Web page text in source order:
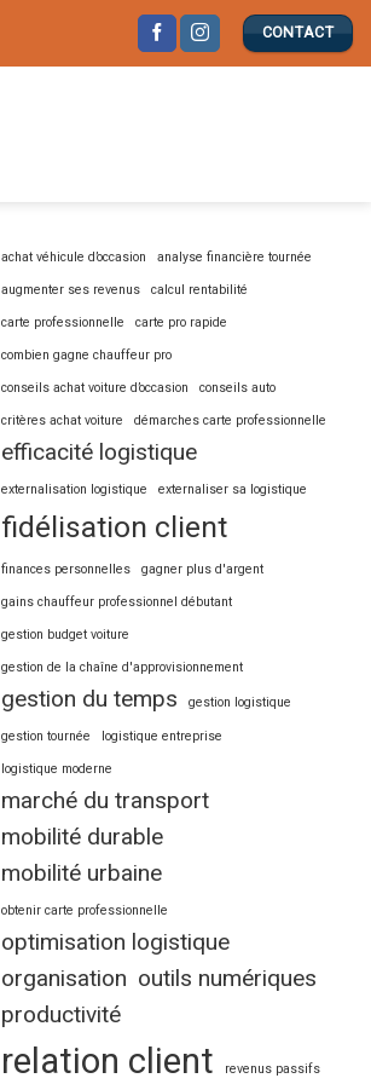
CONTACT
achat véhicule d’occasion analyse financière tournée
augmenter ses revenus calcul rentabilité
carte professionnelle carte pro rapide
combien gagne chauffeur pro
conseils achat voiture d’occasion conseils auto
critères achat voiture démarches carte professionnelle
efficacité logistique
externalisation logistique externaliser sa logistique
fidélisation client
finances personnelles gagner plus d'argent
gains chauffeur professionnel débutant
gestion budget voiture
gestion de la chaîne d'approvisionnement
gestion du temps gestion logistique
gestion tournée logistique entreprise
logistique moderne
marché du transport
mobilité durable
mobilité urbaine
obtenir carte professionnelle
optimisation logistique
organisation outils numériques
productivité
relation client revenus passifs